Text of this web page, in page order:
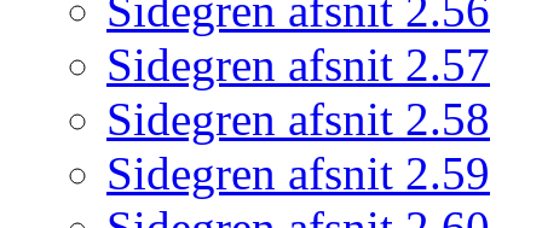
Sidegren afsnit 2.57
Sidegren afsnit 2.58
Sidegren afsnit 2.59